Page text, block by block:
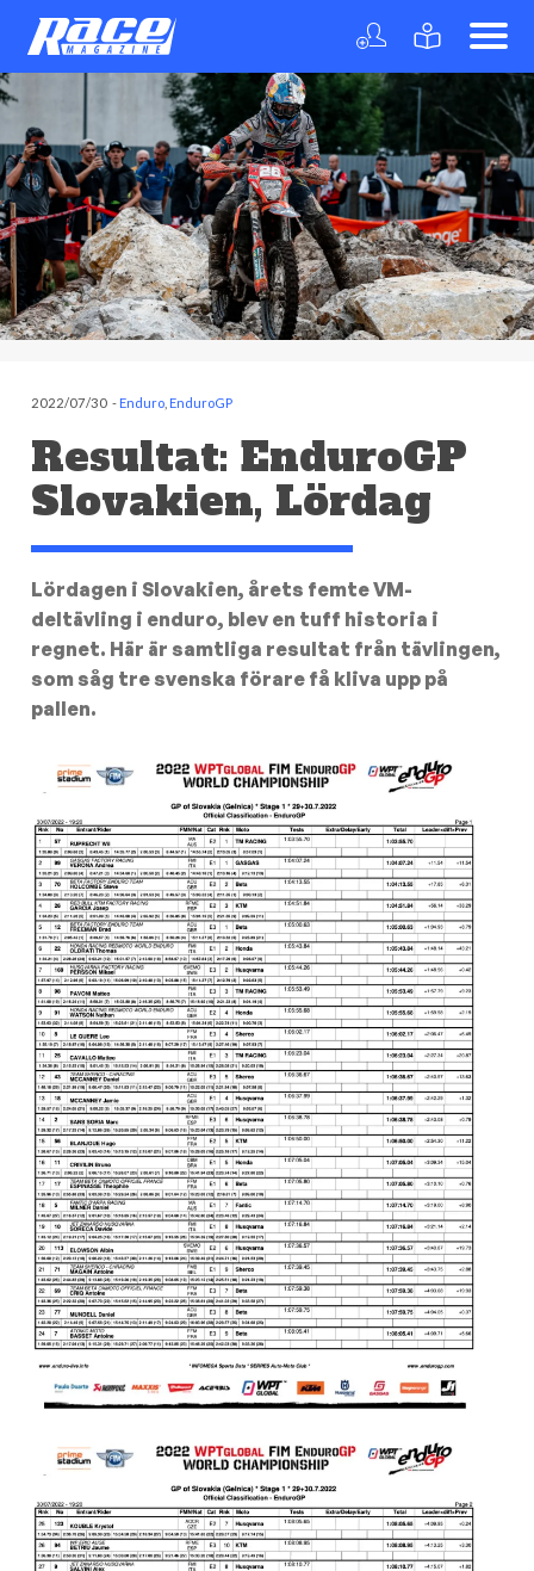
2022/07/30 -Enduro EnduroGP
Resultat: EnduroGP
Slovakien, Lördag
Lördagen i Slovakien, årets femte VM-
deltävling i enduro, blev en tuff historia i
regnet. Här är samtliga resultat från tävlingen,
som såg tre svenska förare få kliva upp på
pallen.